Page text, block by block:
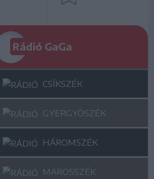
Rádió GaGa
CSÍKSZÉK
GYERGYÓSZÉK
HÁROMSZÉK
MAROSSZÉK